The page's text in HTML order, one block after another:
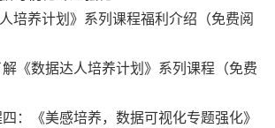
培养计划》系列课程福利介绍（免费阅
《数据达人培养计划》系列课程（免费
：《美感培养，数据可视化专题强化》